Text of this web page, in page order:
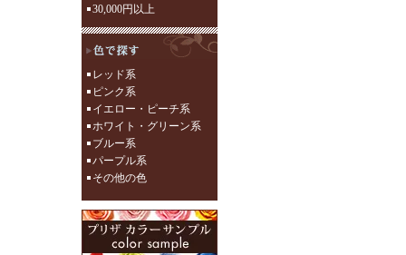
30,000円以上
レッド系
ピンク系
イエロー・ピーチ系
ホワイト・グリーン系
ブルー系
パープル系
その他の色